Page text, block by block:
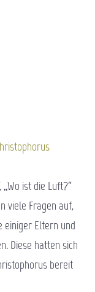
ist die Luft?“
viele Fragen auf,
einiger Eltern und
Diese hatten sich
bereit